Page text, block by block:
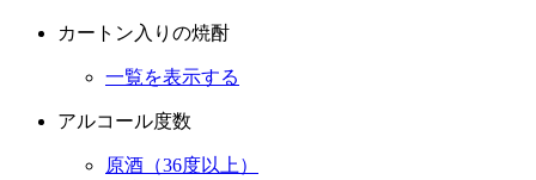
カートン入りの焼酎
一覧を表示する
アルコール度数
原酒（36度以上）